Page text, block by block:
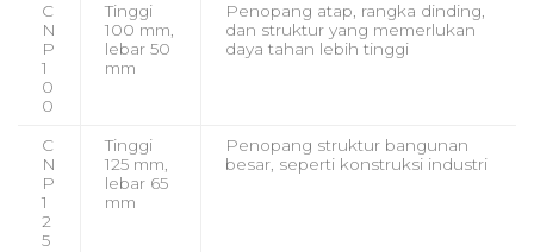
C
N
P
1
0
0
Tinggi
100 mm,
lebar 50
mm
Penopang atap, rangka dinding,
dan struktur yang memerlukan
daya tahan lebih tinggi
C
N
P
1
2
5
Tinggi
125 mm,
lebar 65
mm
Penopang struktur bangunan
besar, seperti konstruksi industri